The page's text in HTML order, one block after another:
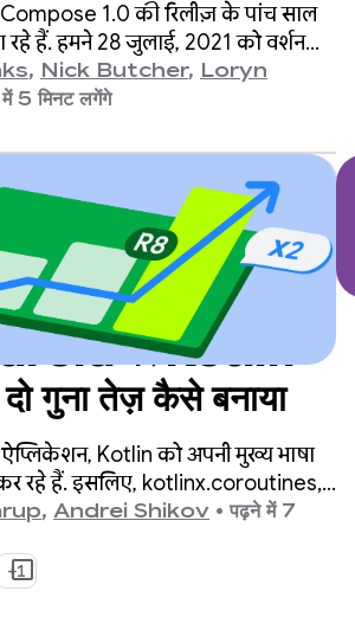
1.0 की रिलीज़ के पांच साल
रहे हैं. हमने 28 जुलाई, 2021 को वर्शन
बाद, हमने वर्शन 1.11 लॉन्च किया.
एपीआई में कई बड़े बदलाव किए हैं.
, Nick Butcher, Loryn
5 मिनट लगेंगे
पर Kotlin
गुना तेज़ कैसे बनाया
Kotlin को अपनी मुख्य भाषा
रहे हैं. इसलिए, kotlinx.coroutines,
के लिए एक डिफ़ॉल्ट स्टैंडर्ड बन गया है. यह
फ़्लो को मैनेज करने का एक बेहतरीन
उपलब्ध कराती है. यह Kotlin के लिए
, Andrei Shikov • पढ़ने में 7
+1